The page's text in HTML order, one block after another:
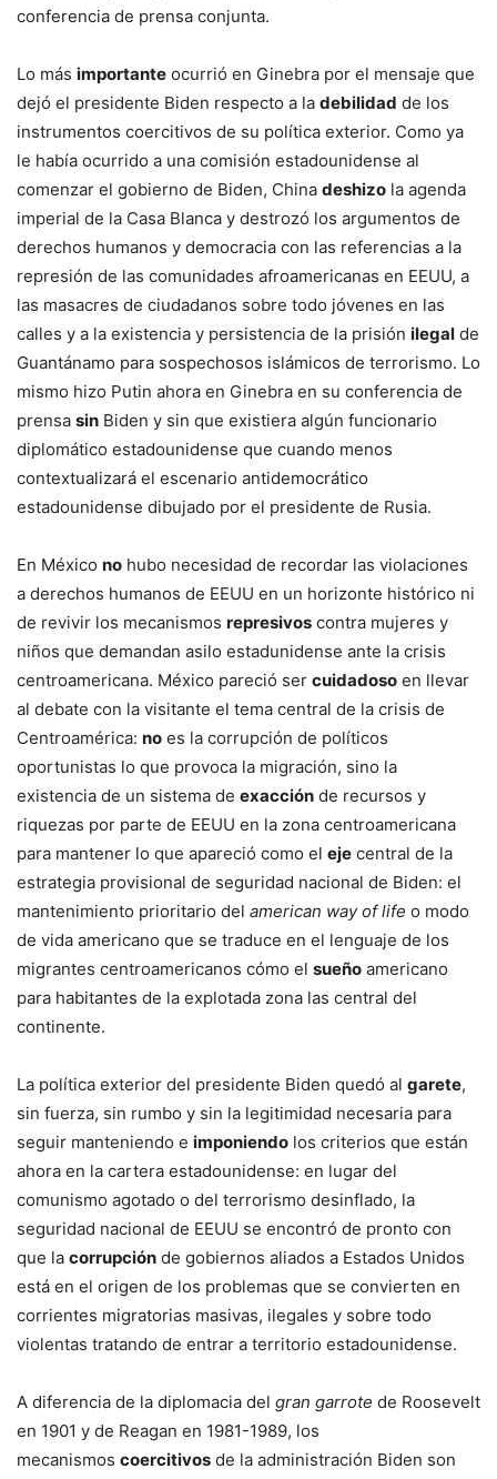
conferencia de prensa conjunta.
Lo más importante ocurrió en Ginebra por el mensaje que
dejó el presidente Biden respecto a la debilidad de los
instrumentos coercitivos de su política exterior. Como ya
le había ocurrido a una comisión estadounidense al
comenzar el gobierno de Biden, China deshizo la agenda
imperial de la Casa Blanca y destrozó los argumentos de
derechos humanos y democracia con las referencias a la
represión de las comunidades afroamericanas en EEUU, a
las masacres de ciudadanos sobre todo jóvenes en las
calles y a la existencia y persistencia de la prisión ilegal de
Guantánamo para sospechosos islámicos de terrorismo. Lo
mismo hizo Putin ahora en Ginebra en su conferencia de
prensa sin Biden y sin que existiera algún funcionario
diplomático estadounidense que cuando menos
contextualizará el escenario antidemocrático
estadounidense dibujado por el presidente de Rusia.
En México no hubo necesidad de recordar las violaciones
a derechos humanos de EEUU en un horizonte histórico ni
de revivir los mecanismos represivos contra mujeres y
niños que demandan asilo estadunidense ante la crisis
centroamericana. México pareció ser cuidadoso en llevar
al debate con la visitante el tema central de la crisis de
Centroamérica: no es la corrupción de políticos
oportunistas lo que provoca la migración, sino la
existencia de un sistema de exacción de recursos y
riquezas por parte de EEUU en la zona centroamericana
para mantener lo que apareció como el eje central de la
estrategia provisional de seguridad nacional de Biden: el
mantenimiento prioritario del american way of life o modo
de vida americano que se traduce en el lenguaje de los
migrantes centroamericanos cómo el sueño americano
para habitantes de la explotada zona las central del
continente.
La política exterior del presidente Biden quedó al garete,
sin fuerza, sin rumbo y sin la legitimidad necesaria para
seguir manteniendo e imponiendo los criterios que están
ahora en la cartera estadounidense: en lugar del
comunismo agotado o del terrorismo desinflado, la
seguridad nacional de EEUU se encontró de pronto con
que la corrupción de gobiernos aliados a Estados Unidos
está en el origen de los problemas que se convierten en
corrientes migratorias masivas, ilegales y sobre todo
violentas tratando de entrar a territorio estadounidense.
A diferencia de la diplomacia del gran garrote de Roosevelt
en 1901 y de Reagan en 1981-1989, los
mecanismos coercitivos de la administración Biden son